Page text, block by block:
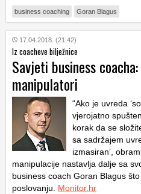
business coaching Goran Blagus
17.04.2018. (21:42)
Iz coacheve bilježnice
Savjeti business
manipulatori
“Ako je uvreda
vjerojatno
korak da se
sa sadržajem
izmasiran’,
manipulacije nastavlja dalje sa
business coach Goran Blagus
poslovanju. Monitor.hr